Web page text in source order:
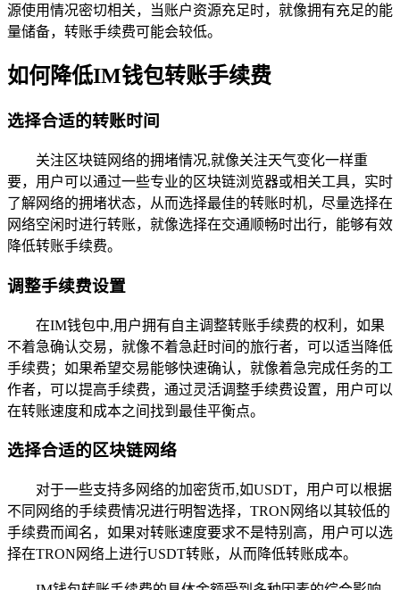
源使用情况密切相关，当账户资源充足时，就像拥有充足的能
量储备，转账手续费可能会较低。
如何降低IM钱包转账手续费
选择合适的转账时间
关注区块链网络的拥堵情况,就像关注天气变化一样重
要，用户可以通过一些专业的区块链浏览器或相关工具，实时
了解网络的拥堵状态，从而选择最佳的转账时机，尽量选择在
网络空闲时进行转账，就像选择在交通顺畅时出行，能够有效
降低转账手续费。
调整手续费设置
在IM钱包中,用户拥有自主调整转账手续费的权利，如果
不着急确认交易，就像不着急赶时间的旅行者，可以适当降低
手续费；如果希望交易能够快速确认，就像着急完成任务的工
作者，可以提高手续费，通过灵活调整手续费设置，用户可以
在转账速度和成本之间找到最佳平衡点。
选择合适的区块链网络
对于一些支持多网络的加密货币,如USDT，用户可以根据
不同网络的手续费情况进行明智选择，TRON网络以其较低的
手续费而闻名，如果对转账速度要求不是特别高，用户可以选
择在TRON网络上进行USDT转账，从而降低转账成本。